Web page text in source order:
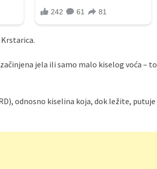
jela ili samo malo kiselog voća – to
odnosno kiselina koja, dok ležite, putuje